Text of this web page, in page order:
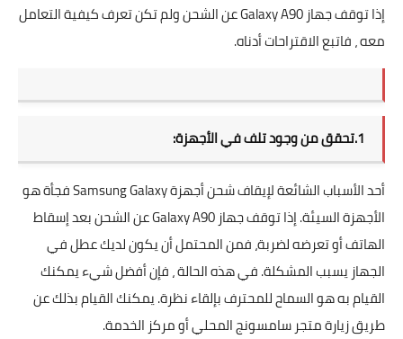
إذا توقف جهاز Galaxy A90 عن الشحن ولم تكن تعرف كيفية التعامل
معه ، فاتبع الاقتراحات أدناه.
1.تحقق من وجود تلف في الأجهزة:
أحد الأسباب الشائعة لإيقاف شحن أجهزة Samsung Galaxy فجأة هو
الأجهزة السيئة. إذا توقف جهاز Galaxy A90 عن الشحن بعد إسقاط
الهاتف أو تعرضه لضربة، فمن المحتمل أن يكون لديك عطل في
الجهاز يسبب المشكلة. في هذه الحالة ، فإن أفضل شيء يمكنك
القيام به هو السماح للمحترف بإلقاء نظرة. يمكنك القيام بذلك عن
طريق زيارة متجر سامسونج المحلي أو مركز الخدمة.